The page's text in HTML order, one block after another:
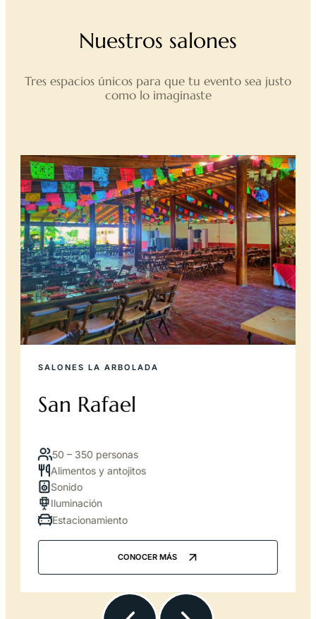
Nuestros salones
Tres espacios únicos para que tu evento sea justo
como lo imaginaste
SALONES LA ARBOLADA
San Rafael
50 – 350 personas
Alimentos y antojitos
Sonido
Iluminación
Estacionamiento
CONOCER MÁS